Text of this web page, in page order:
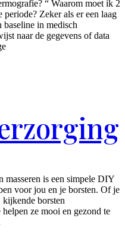
“ Waarom moet ik 2
Zeker als er een laag
in medisch
naar de gegevens of data
masseren is een simpele DIY
voor jou en je borsten. Of je
borsten
ze mooi en gezond te